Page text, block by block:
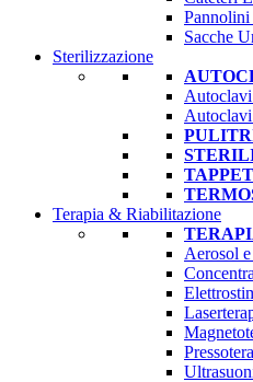
Pannolini
Sacche
Sterilizzazione
Terapia & Riabilitazione
Aerosol